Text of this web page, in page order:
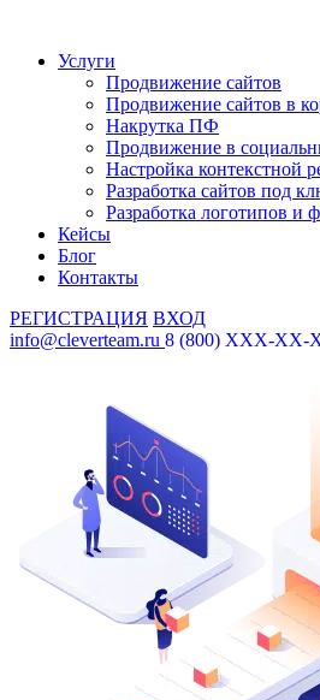
Услуги
Продвижение сайтов
Продвижение сайтов в
Накрутка ПФ
Продвижение в
Настройка контекстной
Разработка сайтов под
Разработка логотипов и
Кейсы
Блог
Контакты
РЕГИСТРАЦИЯ ВХОД
info@cleverteam.ru 8 (800) XXX-XX-